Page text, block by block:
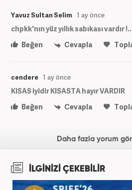
Yavuz Sultan Selim 1 ay önce
chpkk'nın yüz yıllık sabıkası vardır !..
Beğen
Cevapla
cendere 1 ay önce
KISAS iyidir KISASTA hayır VARDIR
Beğen
Cevapla
Daha fazla yorum
İLGİNİZİ ÇEKEBİLİR